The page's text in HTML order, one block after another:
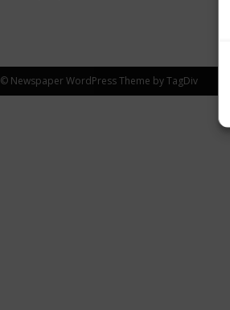
© Newspaper WordPress Theme by TagDiv